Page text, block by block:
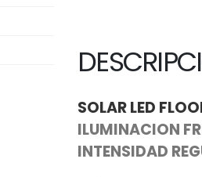
SOLAR LED
ILUMINACION
INTENSIDAD